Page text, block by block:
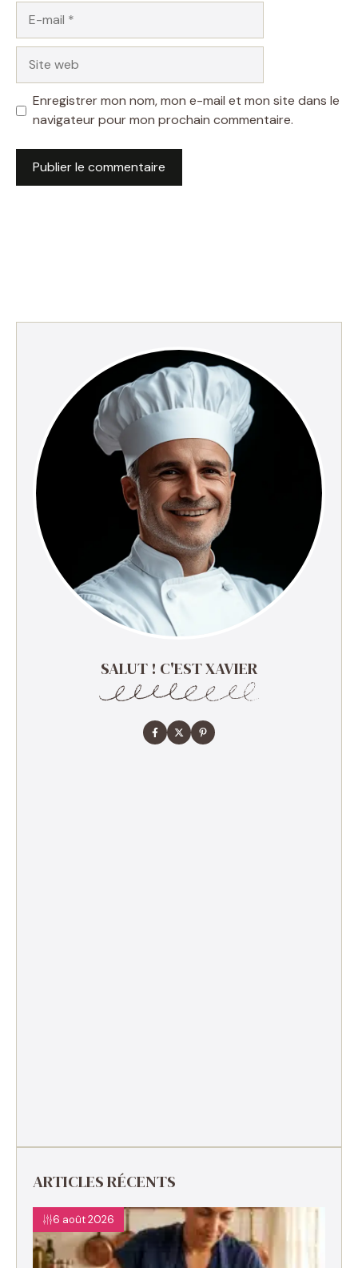
mail
web
Enregistrer mon nom, mon e-mail et mon site dans le
navigateur pour mon prochain commentaire.
SALUT ! C'EST XAVIER
ARTICLES RÉCENTS
6 août 2026